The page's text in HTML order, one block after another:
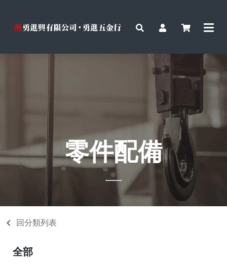
零件配備
--------
回分類列表
全部